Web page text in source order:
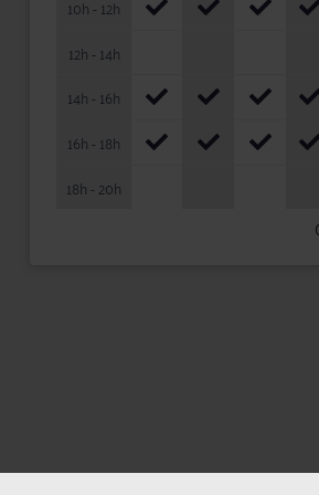
10h - 12h
12h - 14h
14h - 16h
16h - 18h
18h - 20h